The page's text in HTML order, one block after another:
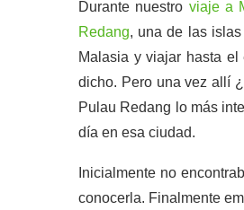
Durante nuestro viaje a
Redang, una de las
Malasia y viajar hasta
dicho. Pero una vez allí
Pulau Redang lo más
día en esa ciudad.
Inicialmente no
conocerla. Finalmente